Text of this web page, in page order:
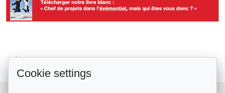
Le cor des Alpes : un son qui traverse...
Cookie settings